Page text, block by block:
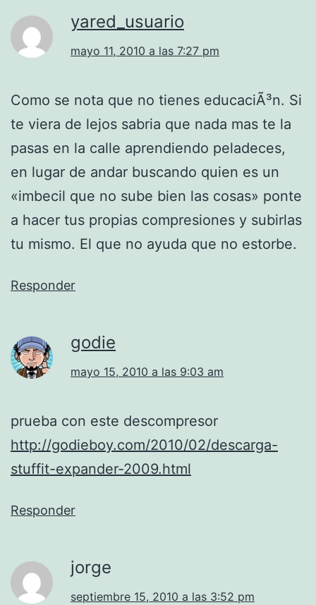
yared_usuario
mayo 11, 2010 a las 7:27 pm
Como se nota que no tienes educaciÃ³n. Si
te viera de lejos sabria que nada mas te la
pasas en la calle aprendiendo peladeces,
en lugar de andar buscando quien es un
«imbecil que no sube bien las cosas» ponte
a hacer tus propias compresiones y subirlas
tu mismo. El que no ayuda que no estorbe.
Responder
godie
mayo 15, 2010 a las 9:03 am
prueba con este descompresor
http://godieboy.com/2010/02/descarga-
stuffit-expander-2009.html
Responder
jorge
septiembre 15, 2010 a las 3:52 pm